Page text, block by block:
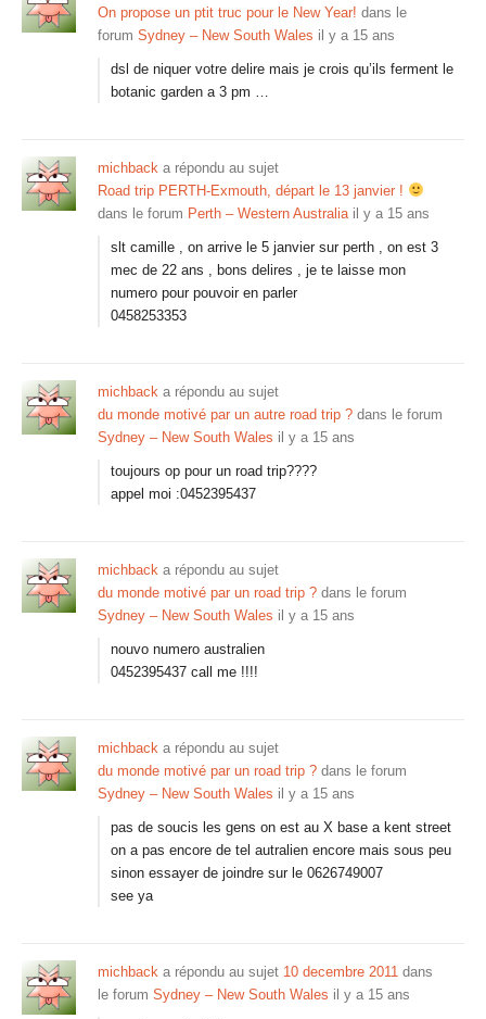
On propose un ptit truc pour le New Year! dans le
forum Sydney – New South Wales il y a 15 ans
dsl de niquer votre delire mais je crois qu’ils ferment le
botanic garden a 3 pm …
michback a répondu au sujet
Road trip PERTH-Exmouth, départ le 13 janvier !
dans le forum Perth – Western Australia il y a 15 ans
slt camille , on arrive le 5 janvier sur perth , on est 3
mec de 22 ans , bons delires , je te laisse mon
numero pour pouvoir en parler
0458253353
michback a répondu au sujet
du monde motivé par un autre road trip ? dans le forum
Sydney – New South Wales il y a 15 ans
toujours op pour un road trip????
appel moi :0452395437
michback a répondu au sujet
du monde motivé par un road trip ? dans le forum
Sydney – New South Wales il y a 15 ans
nouvo numero australien
0452395437 call me !!!!
michback a répondu au sujet
du monde motivé par un road trip ? dans le forum
Sydney – New South Wales il y a 15 ans
pas de soucis les gens on est au X base a kent street
on a pas encore de tel autralien encore mais sous peu
sinon essayer de joindre sur le 0626749007
see ya
michback a répondu au sujet 10 decembre 2011 dans
le forum Sydney – New South Wales il y a 15 ans